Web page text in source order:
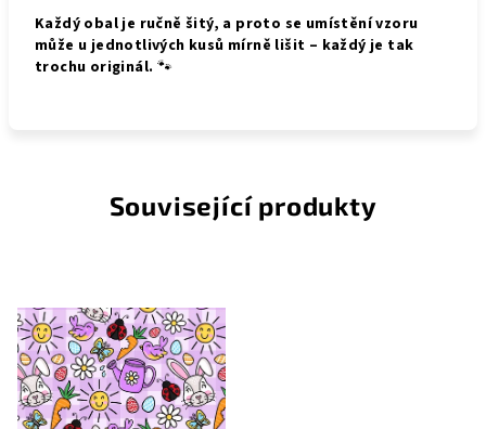
Každý obal je ručně šitý, a proto se umístění vzoru
může u jednotlivých kusů mírně lišit – každý je tak
trochu originál. 🐾
Související produkty